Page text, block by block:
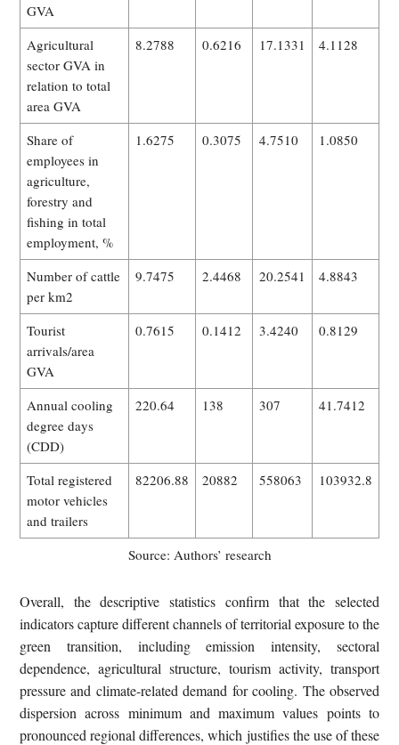
GVA
Agricultural
sector GVA in
relation to total
area GVA
8.2788 0.6216 17.1331 4.1128
Share of
employees in
agriculture,
forestry and
fishing in total
employment, %
1.6275 0.3075 4.7510 1.0850
Number of cattle
per km2
9.7475 2.4468 20.2541 4.8843
Tourist
arrivals/area
GVA
0.7615 0.1412 3.4240 0.8129
Annual cooling
degree days
(CDD)
220.64 138 307 41.7412
Total registered
motor vehicles
and trailers
82206.88 20882 558063 103932.8
Source: Authors’ research
Overall, the descriptive statistics confirm that the selected
indicators capture different channels of territorial exposure to the
green transition, including emission intensity, sectoral
dependence, agricultural structure, tourism activity, transport
pressure and climate-related demand for cooling. The observed
dispersion across minimum and maximum values points to
pronounced regional differences, which justifies the use of these